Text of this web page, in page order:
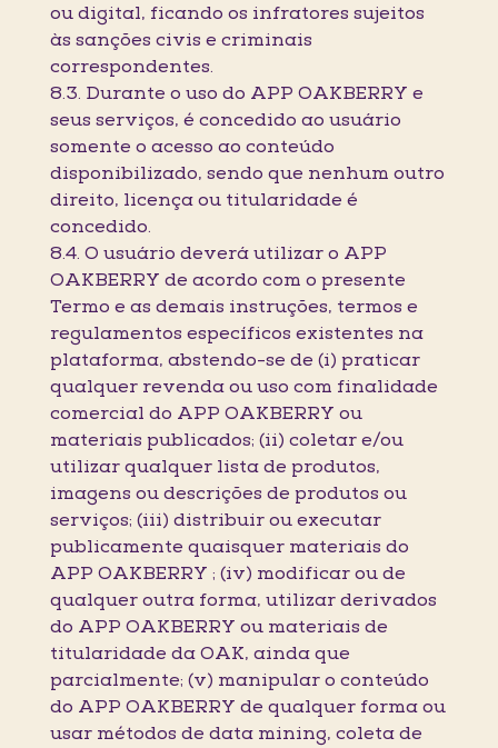
ou digital, ficando os infratores sujeitos
às sanções civis e criminais
correspondentes.
8.3. Durante o uso do APP OAKBERRY e
seus serviços, é concedido ao usuário
somente o acesso ao conteúdo
disponibilizado, sendo que nenhum outro
direito, licença ou titularidade é
concedido.
8.4. O usuário deverá utilizar o APP
OAKBERRY de acordo com o presente
Termo e as demais instruções, termos e
regulamentos específicos existentes na
plataforma, abstendo-se de (i) praticar
qualquer revenda ou uso com finalidade
comercial do APP OAKBERRY ou
materiais publicados; (ii) coletar e/ou
utilizar qualquer lista de produtos,
imagens ou descrições de produtos ou
serviços; (iii) distribuir ou executar
publicamente quaisquer materiais do
APP OAKBERRY ; (iv) modificar ou de
qualquer outra forma, utilizar derivados
do APP OAKBERRY ou materiais de
titularidade da OAK, ainda que
parcialmente; (v) manipular o conteúdo
do APP OAKBERRY de qualquer forma ou
usar métodos de data mining, coleta de